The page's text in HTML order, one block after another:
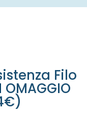
Filo